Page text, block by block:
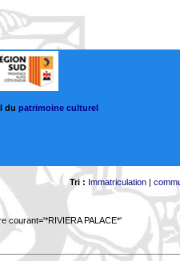
du patrimoine culturel
Tri : Immatriculation|
courant='*RIVIERA PALACE*'